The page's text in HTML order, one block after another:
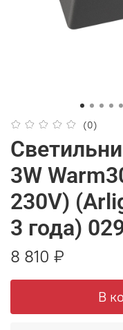
(0)
3W
230V)
3 года)
8 810 ₽
В